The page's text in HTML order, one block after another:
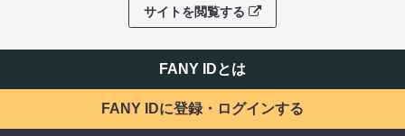
サイトを閲覧する
FANY IDとは
FANY IDに登録・ログインする